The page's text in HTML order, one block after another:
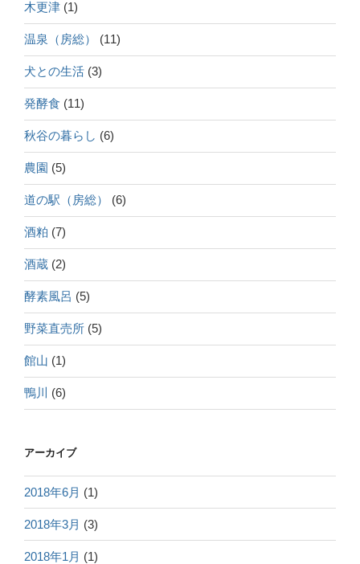
木更津 (1)
温泉（房総） (11)
犬との生活 (3)
発酵食 (11)
秋谷の暮らし (6)
農園 (5)
道の駅（房総） (6)
酒粕 (7)
酒蔵 (2)
酵素風呂 (5)
野菜直売所 (5)
館山 (1)
鴨川 (6)
アーカイブ
2018年6月 (1)
2018年3月 (3)
2018年1月 (1)